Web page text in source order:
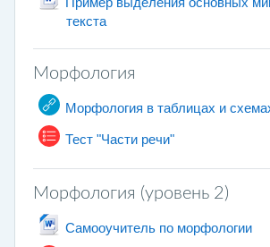
Пример выделения основных
текста
Archivo
Морфология
Морфология в таблицах и
Тест "Части речи"Cuestionario
Морфология (уровень 2)
Самооучитель по морфологии